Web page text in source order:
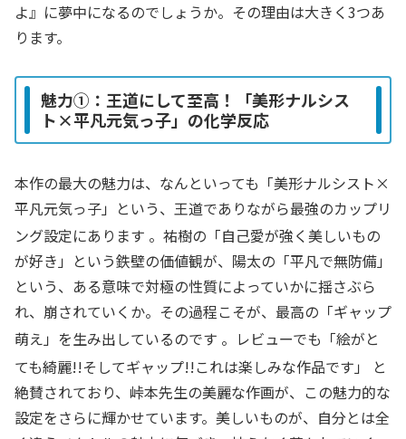
よ』に夢中になるのでしょうか。その理由は大きく3つあ
ります。
魅力①：王道にして至高！「美形ナルシス
ト×平凡元気っ子」の化学反応
本作の最大の魅力は、なんといっても「美形ナルシスト×
平凡元気っ子」という、王道でありながら最強のカップリ
ング設定にあります 。祐樹の「自己愛が強く美しいもの
が好き」という鉄壁の価値観が、陽太の「平凡で無防備」
という、ある意味で対極の性質によっていかに揺さぶら
れ、崩されていくか。その過程こそが、最高の「ギャップ
萌え」を生み出しているのです 。レビューでも「絵がと
ても綺麗!!そしてギャップ!!これは楽しみな作品です」
と
絶賛されており、峠本先生の美麗な作画が、この魅力的な
設定をさらに輝かせています。美しいものが、自分とは全